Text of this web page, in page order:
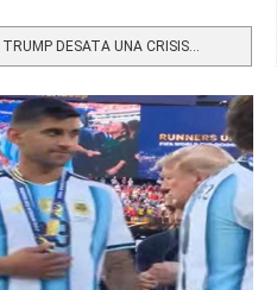
DESATA UNA CRISIS...